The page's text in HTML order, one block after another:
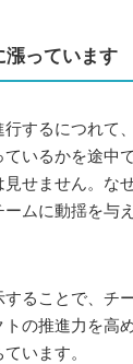
漲っています
行するにつれて
いるかを途中
見せません。な
ームに動揺を与
ることで、チ
の推進力を高
います。